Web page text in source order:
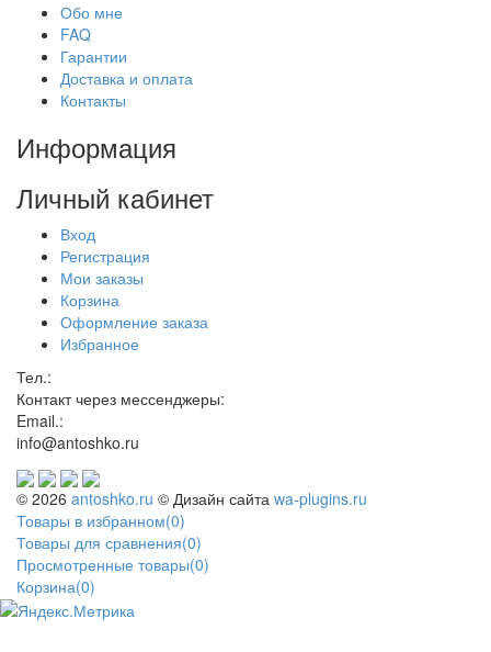
Обо мне
FAQ
Гарантии
Доставка и оплата
Контакты
Информация
Личный кабинет
Вход
Регистрация
Мои заказы
Корзина
Оформление заказа
Избранное
Тел.:
Контакт через мессенджеры:
Email.:
info@antoshko.ru
© 2026 antoshko.ru © Дизайн сайта wa-plugins.ru
Товары в избранном(0)
Товары для сравнения(0)
Просмотренные товары(0)
Корзина(0)